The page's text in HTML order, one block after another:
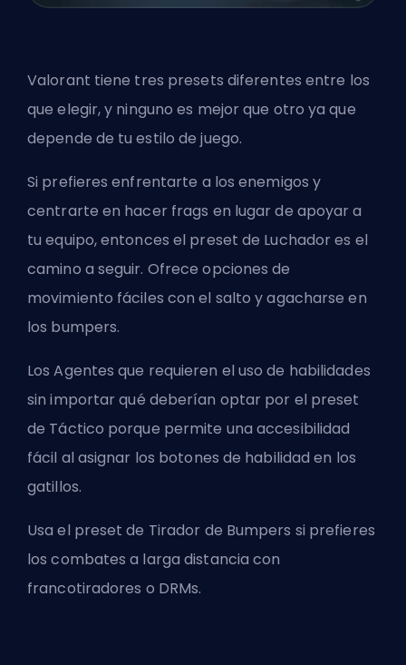
Valorant tiene tres presets diferentes entre los
que elegir, y ninguno es mejor que otro ya que
depende de tu estilo de juego.
Si prefieres enfrentarte a los enemigos y
centrarte en hacer frags en lugar de apoyar a
tu equipo, entonces el preset de Luchador es el
camino a seguir. Ofrece opciones de
movimiento fáciles con el salto y agacharse en
los bumpers.
Los Agentes que requieren el uso de habilidades
sin importar qué deberían optar por el preset
de Táctico porque permite una accesibilidad
fácil al asignar los botones de habilidad en los
gatillos.
Usa el preset de Tirador de Bumpers si prefieres
los combates a larga distancia con
francotiradores o DRMs.